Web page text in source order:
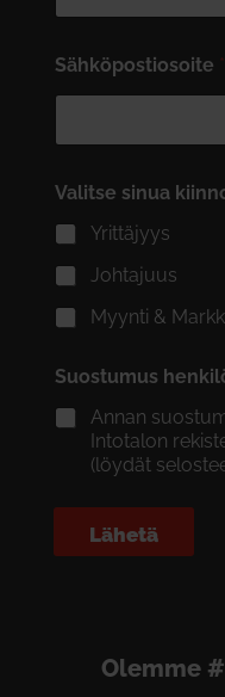
Sähköpostiosoite *
Valitse sinua
Yrittäjyys
Johtajuus
Myynti &
Suostumus
Annan
Intotalon
(löydät
Lähetä
Olemme